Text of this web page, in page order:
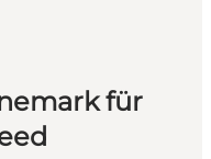
für